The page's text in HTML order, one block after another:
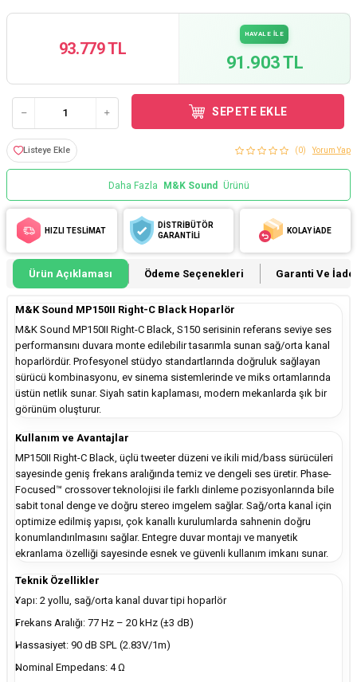
93.779 TL
HAVALE İLE
91.903 TL
SEPETE EKLE
Listeye Ekle (0) Yorum Yap
Daha Fazla M&K Sound Ürünü
HIZLI TESLİMAT
DİSTRİBÜTÖR
GARANTİLİ
KOLAY İADE
Ürün Açıklaması Ödeme Seçenekleri Garanti Ve İade
M&K Sound MP150II Right-C Black Hoparlör
M&K Sound MP150II Right-C Black, S150 serisinin referans seviye ses
performansını duvara monte edilebilir tasarımla sunan sağ/orta kanal
hoparlördür. Profesyonel stüdyo standartlarında doğruluk sağlayan
sürücü kombinasyonu, ev sinema sistemlerinde ve miks ortamlarında
üstün netlik sunar. Siyah satin kaplaması, modern mekanlarda şık bir
görünüm oluşturur.
Kullanım ve Avantajlar
MP150II Right-C Black, üçlü tweeter düzeni ve ikili mid/bass sürücüleri
sayesinde geniş frekans aralığında temiz ve dengeli ses üretir. Phase-
Focused™ crossover teknolojisi ile farklı dinleme pozisyonlarında bile
sabit tonal denge ve doğru stereo imgelem sağlar. Sağ/orta kanal için
optimize edilmiş yapısı, çok kanallı kurulumlarda sahnenin doğru
konumlandırılmasını sağlar. Entegre duvar montajı ve manyetik
ekranlama özelliği sayesinde esnek ve güvenli kullanım imkanı sunar.
Teknik Özellikler
Yapı: 2 yollu, sağ/orta kanal duvar tipi hoparlör
Frekans Aralığı: 77 Hz – 20 kHz (±3 dB)
Hassasiyet: 90 dB SPL (2.83V/1m)
Nominal Empedans: 4 Ω